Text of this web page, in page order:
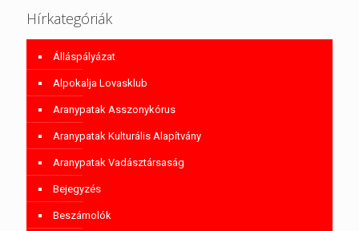
Hírkategóriák
Álláspályázat
Alpokalja Lovasklub
Aranypatak Asszonykórus
Aranypatak Kulturális Alapítvány
Aranypatak Vadásztársaság
Bejegyzés
Beszámolók